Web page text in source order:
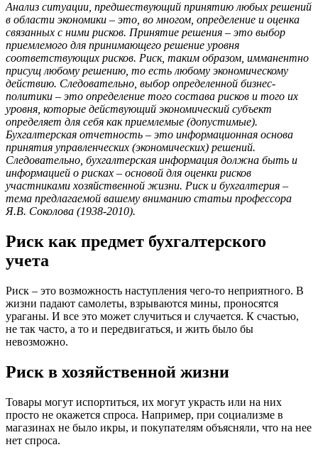
Анализ ситуации, предшествующий принятию любых решений
в области экономики – это, во многом, определение и оценка
связанных с ними рисков. Принятие решения – это выбор
приемлемого для принимающего решение уровня
соответствующих рисков. Риск, таким образом, имманентно
присущ любому решению, то есть любому экономическому
действию. Следовательно, выбор определенной бизнес-
политики – это определение того состава рисков и того их
уровня, которые действующий экономический субъект
определяет для себя как приемлемые (допустимые).
Бухгалтерская отчетность – это информационная основа
принятия управленческих (экономических) решений.
Следовательно, бухгалтерская информация должна быть и
информацией о рисках – основой для оценки рисков
участниками хозяйственной жизни. Риск и бухгалтерия –
тема предлагаемой вашему вниманию статьи профессора
Я.В. Соколова (1938-2010).
Риск как предмет бухгалтерского
учета
Риск – это возможность наступления чего-то неприятного. В
жизни падают самолеты, взрываются мины, проносятся
ураганы. И все это может случиться и случается. К счастью,
не так часто, а то и передвигаться, и жить было бы
невозможно.
Риск в хозяйственной жизни
Товары могут испортиться, их могут украсть или на них
просто не окажется спроса. Например, при социализме в
магазинах не было икры, и покупателям объясняли, что на нее
нет спроса.